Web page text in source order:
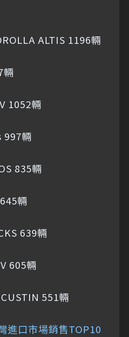
ALTIS 1196輛
輛
1052輛
997輛
835輛
輛
639輛
605輛
551輛
進口市場銷售TOP10